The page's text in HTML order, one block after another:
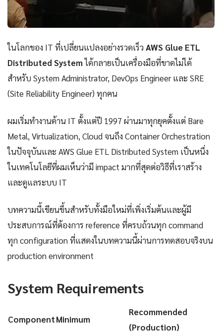
ในโลกของ IT ที่เปลี่ยนแปลงอย่างรวดเร็วAWS Glue ETL
Distributed Systemได้กลายเป็นเครื่องมือที่ขาดไม่ได้
สำหรับ System Administrator, DevOps Engineer และ SRE
(Site Reliability Engineer) ทุกคน
ผมเริ่มทำงานด้าน IT ตั้งแต่ปี 1997 ผ่านมาทุกยุคตั้งแต่ Bare
Metal, Virtualization, Cloud จนถึง Container Orchestration
ในปัจจุบันและ AWS Glue ETL Distributed System เป็นหนึ่ง
ในเทคโนโลยีที่ผมเห็นว่ามี impact มากที่สุดต่อวิธีที่เราสร้าง
และดูแลระบบ IT
บทความนี้เขียนขึ้นสำหรับทั้งมือใหม่ที่เพิ่งเริ่มต้นและผู้มี
ประสบการณ์ที่ต้องการ reference ที่ครบถ้วนทุก command
ทุก configuration ที่แสดงในบทความนี้ผ่านการทดสอบจริงบน
production environment
System Requirements
ComponentMinimum
Recommended
(Production)